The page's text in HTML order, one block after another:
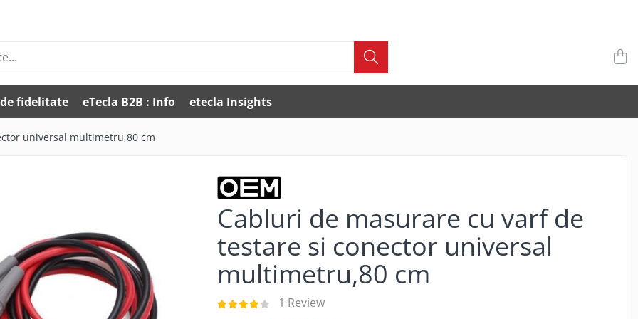
fidelitate eTecla B2B : Info etecla Insights
universal multimetru,80 cm
Cabluri de masurare cu varf de
testare si conector universal
multimetru,80 cm
1 Review